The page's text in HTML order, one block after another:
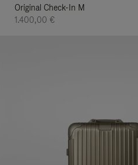
Original Check-In M
1.400,00 €